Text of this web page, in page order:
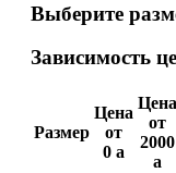
Выберите
Зависимость
Размер
Цена
от
0 a
Цена
от
2000
a